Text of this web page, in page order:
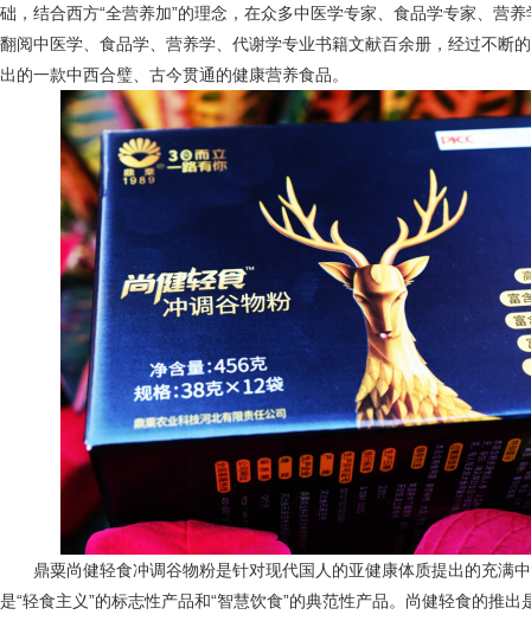
础，结合西方“全营养加”的理念，在众多中医学专家、食品学专家、营
翻阅中医学、食品学、营养学、代谢学专业书籍文献百余册，经过不断
出的一款中西合璧、古今贯通的健康营养食品。
鼎粟尚健轻食冲调谷物粉是针对现代国人的亚健康体质提出的充满
是“轻食主义”的标志性产品和“智慧饮食”的典范性产品。尚健轻食的推